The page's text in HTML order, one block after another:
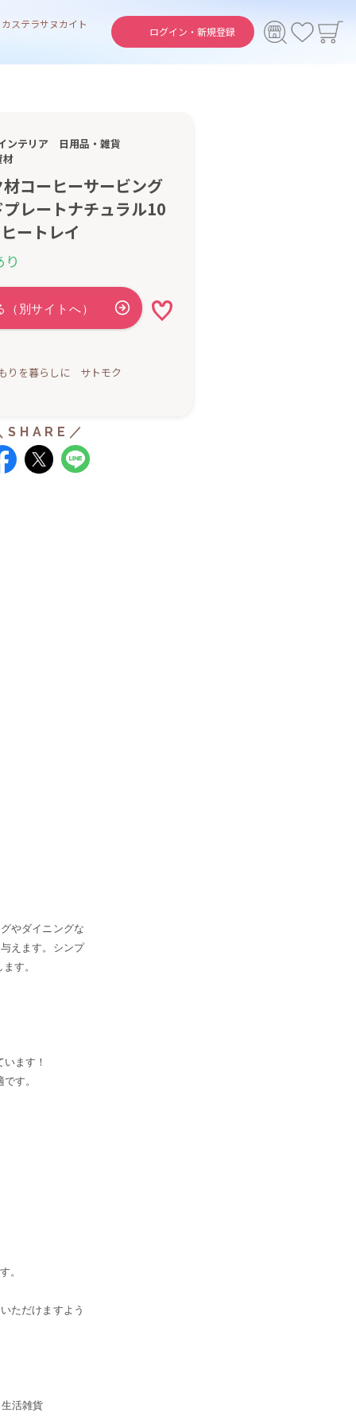
ログイン・ 新規登録
カステラサヌカイト
ンテリア
日用品・雑貨
材
コーヒーサービング
レートナチュラル10
ートレイ
り
りを暮らしに サトモク
やダイニングな
えます。シンプ
す。
います！
です。
。
ただけますよう
活雑貨